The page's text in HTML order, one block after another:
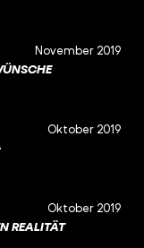
November 2019
Oktober 2019
Oktober 2019
REALITÄT